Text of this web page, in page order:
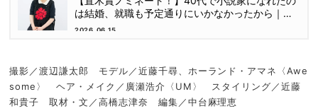
は結婚、就職も予定通りにいかなかったから｜朝
倉かすみさん
2026.06.15
撮影／渡辺謙太郎 モデル／近藤千尋、ホーランド・アマネ〈Awe
some〉 ヘア・メイク／廣瀬浩介〈UM〉 スタイリング／近藤
和貴子 取材・文／高橋志津奈 編集／中台麻理恵